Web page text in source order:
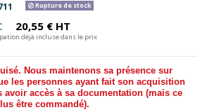
Rupture de stock
20,55 € HT
déjà incluse dans le prix
Nous maintenons sa présence sur
les personnes ayant fait son acquisition
accès à sa documentation (mais ce
être commandé).